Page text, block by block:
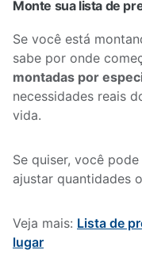
Monte sua lista de
Se você está
sabe por onde
montadas por
necessidades reais
vida.
Se quiser, você
ajustar quantidades
Veja mais: Lista de
lugar